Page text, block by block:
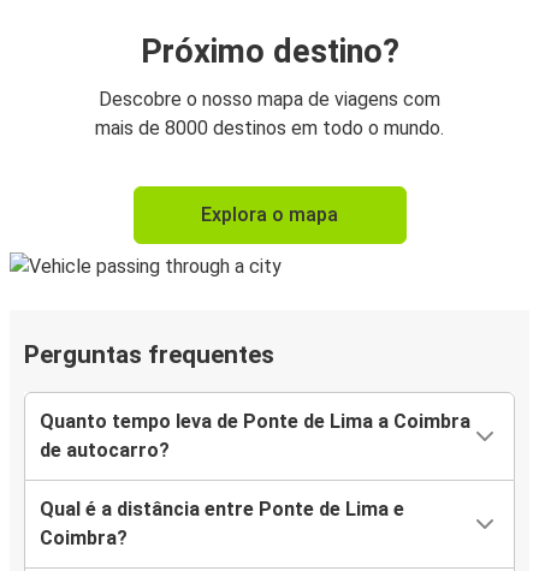
Próximo destino?
Descobre o nosso mapa de viagens com
mais de 8000 destinos em todo o mundo.
Explora o mapa
Perguntas frequentes
Quanto tempo leva de Ponte de Lima a Coimbra
de autocarro?
Qual é a distância entre Ponte de Lima e
Coimbra?